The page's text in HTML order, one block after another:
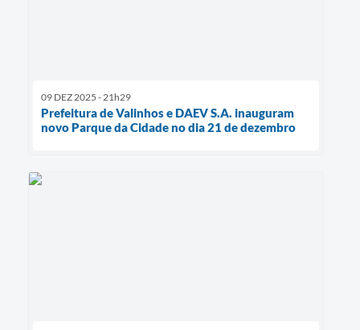
09 DEZ 2025 - 21h29
Prefeitura de Valinhos e DAEV S.A. inauguram
novo Parque da Cidade no dia 21 de dezembro